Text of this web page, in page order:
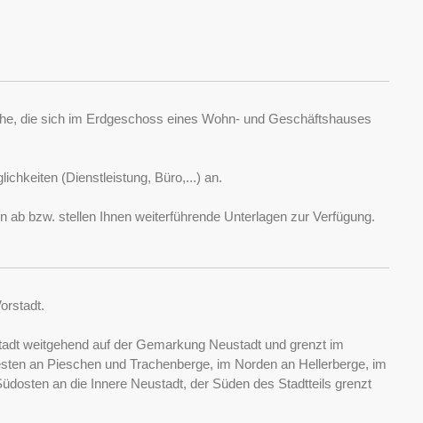
die sich im Erdgeschoss eines Wohn- und Geschäftshauses
(Dienstleistung, Büro,...) an.
bzw. stellen Ihnen weiterführende Unterlagen zur Verfügung.
weitgehend auf der Gemarkung Neustadt und grenzt im
an Pieschen und Trachenberge, im Norden an Hellerberge, im
an die Innere Neustadt, der Süden des Stadtteils grenzt